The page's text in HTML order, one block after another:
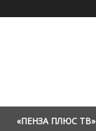
«ПЕНЗА ПЛЮС ТВ»